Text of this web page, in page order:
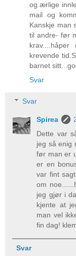
og ærlige
mail og
Kanskje man
til andre- før
krevende
barnet
Svar
Svar
Spirea
Dette var
jeg så enig
før man er
er en
var fint
om
jeg gjør i
kjente at
man vel
fin dag!
Svar